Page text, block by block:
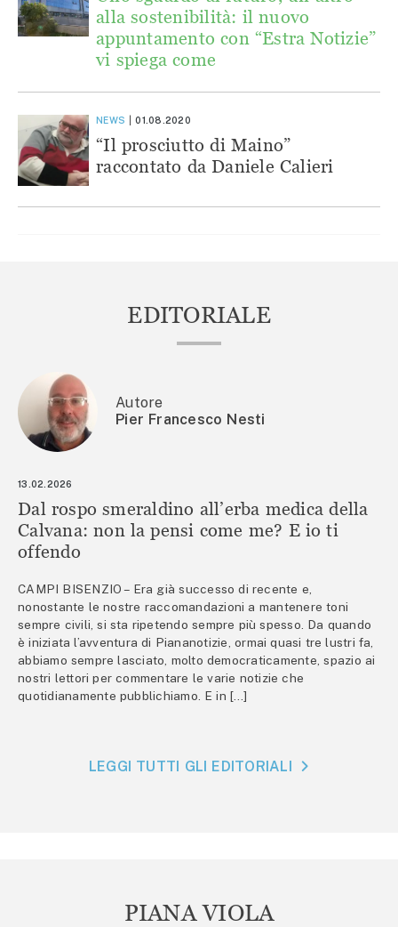
alla sostenibilità: il nuovo
appuntamento con “Estra Notizie”
vi spiega come
NEWS 01.08.2020
“Il prosciutto di Maino”
raccontato da Daniele Calieri
EDITORIALE
Autore
Pier Francesco Nesti
13.02.2026
Dal rospo smeraldino all’erba medica della
Calvana: non la pensi come me? E io ti
offendo
CAMPI BISENZIO – Era già successo di recente e,
nonostante le nostre raccomandazioni a mantenere toni
sempre civili, si sta ripetendo sempre più spesso. Da quando
è iniziata l’avventura di Piananotizie, ormai quasi tre lustri fa,
abbiamo sempre lasciato, molto democraticamente, spazio ai
nostri lettori per commentare le varie notizie che
quotidianamente pubblichiamo. E in […]
LEGGI TUTTI GLI EDITORIALI
PIANA VIOLA